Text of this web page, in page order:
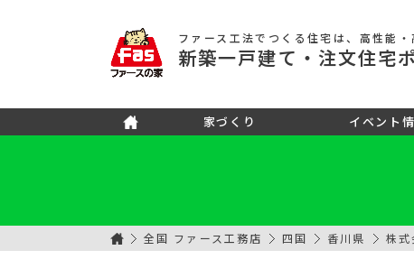
ファース工法でつくる住宅 は、高性能
新築一戸建て ・注文住宅
家づくり イベント
全国 ファース工務店 四国 香川県 株式